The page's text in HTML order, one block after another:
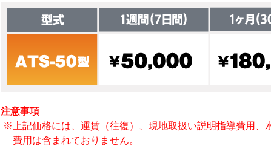
注意事項
※上記価格には、運賃（往復）、現地取扱い説明指導費用
費用は含まれておりません。